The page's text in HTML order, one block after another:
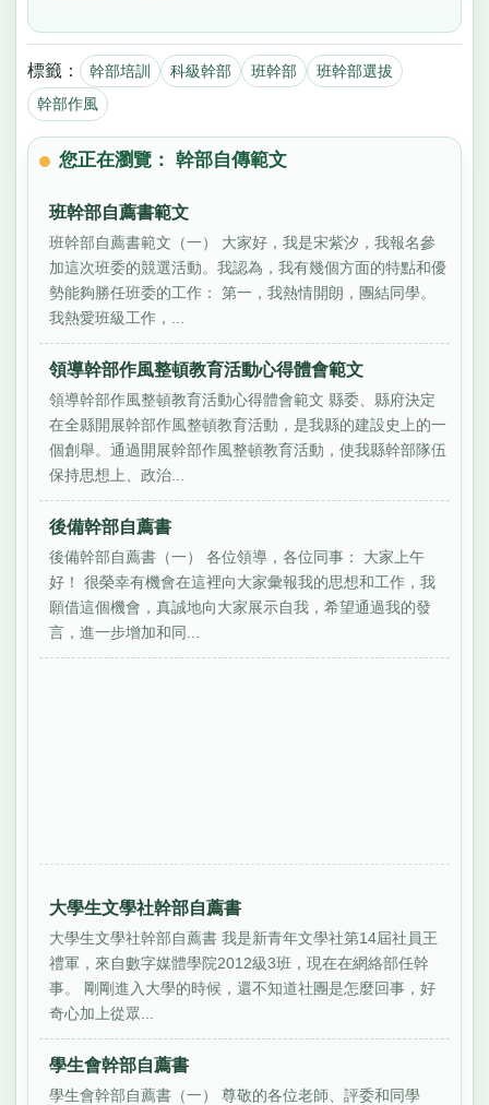
標籤： 幹部培訓 科級幹部 班幹部
班幹部選拔
幹部作風
您正在瀏覽： 幹部自傳範文
班幹部自薦書範文
班幹部自薦書範文（一） 大家好，我是宋紫汐，我報名參
加這次班委的競選活動。我認為，我有幾個方面的特點和優
勢能夠勝任班委的工作： 第一，我熱情開朗，團結同學。
我熱愛班級工作，...
領導幹部作風整頓教育活動心得體會範文
領導幹部作風整頓教育活動心得體會範文 縣委、縣府決定
在全縣開展幹部作風整頓教育活動，是我縣的建設史上的一
個創舉。通過開展幹部作風整頓教育活動，使我縣幹部隊伍
保持思想上、政治...
後備幹部自薦書
後備幹部自薦書（一） 各位領導，各位同事： 大家上午
好！ 很榮幸有機會在這裡向大家彙報我的思想和工作，我
願借這個機會，真誠地向大家展示自我，希望通過我的發
言，進一步增加和同...
大學生文學社幹部自薦書
大學生文學社幹部自薦書 我是新青年文學社第14屆社員王
禮軍，來自數字媒體學院2012級3班，現在在網絡部任幹
事。 剛剛進入大學的時候，還不知道社團是怎麼回事，好
奇心加上從眾...
學生會幹部自薦書
學生會幹部自薦書（一） 尊敬的各位老師、評委和同學